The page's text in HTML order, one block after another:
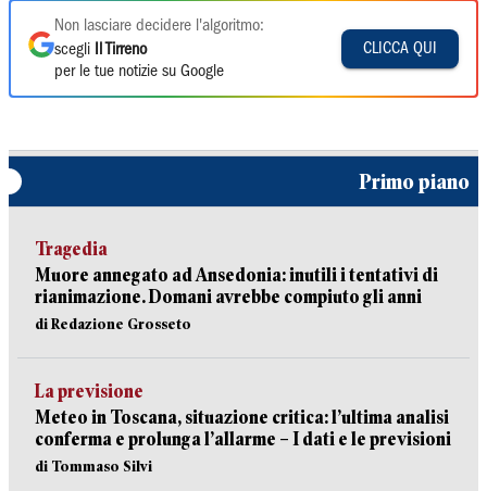
Non lasciare decidere l'algoritmo:
scegli
Il Tirreno
per le tue notizie su Google
CLICCA QUI
Primo piano
Tragedia
Muore annegato ad Ansedonia: inutili i tentativi di
rianimazione. Domani avrebbe compiuto gli anni
di Redazione Grosseto
La previsione
Meteo in Toscana, situazione critica: l’ultima analisi
conferma e prolunga l’allarme – I dati e le previsioni
di Tommaso Silvi